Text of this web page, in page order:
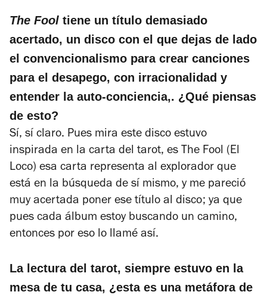
The Fool tiene un título demasiado
acertado, un disco con el que dejas de lado
el convencionalismo para crear canciones
para el desapego, con irracionalidad y
entender la auto-conciencia,. ¿Qué piensas
de esto?
Sí, sí claro. Pues mira este disco estuvo
inspirada en la carta del tarot, es The Fool (El
Loco) esa carta representa al explorador que
está en la búsqueda de sí mismo, y me pareció
muy acertada poner ese título al disco; ya que
pues cada álbum estoy buscando un camino,
entonces por eso lo llamé así.
La lectura del tarot, siempre estuvo en la
mesa de tu casa, ¿esta es una metáfora de